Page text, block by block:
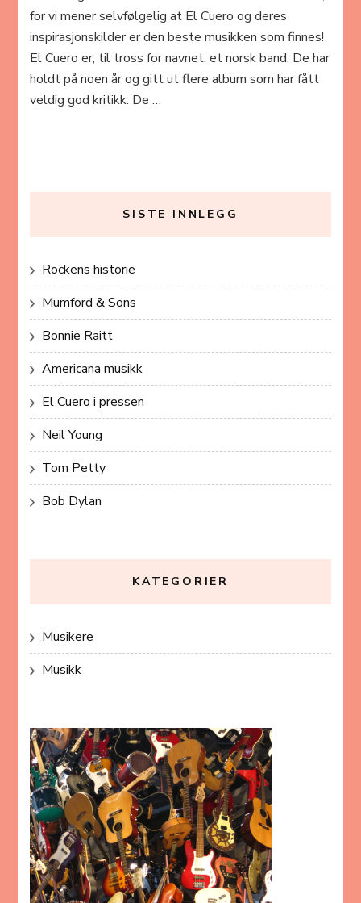
for vi mener selvfølgelig at El Cuero og deres
inspirasjonskilder er den beste musikken som finnes!
El Cuero er, til tross for navnet, et norsk band. De har
holdt på noen år og gitt ut flere album som har fått
veldig god kritikk. De …
SISTE INNLEGG
Rockens historie
Mumford & Sons
Bonnie Raitt
Americana musikk
El Cuero i pressen
Neil Young
Tom Petty
Bob Dylan
KATEGORIER
Musikere
Musikk